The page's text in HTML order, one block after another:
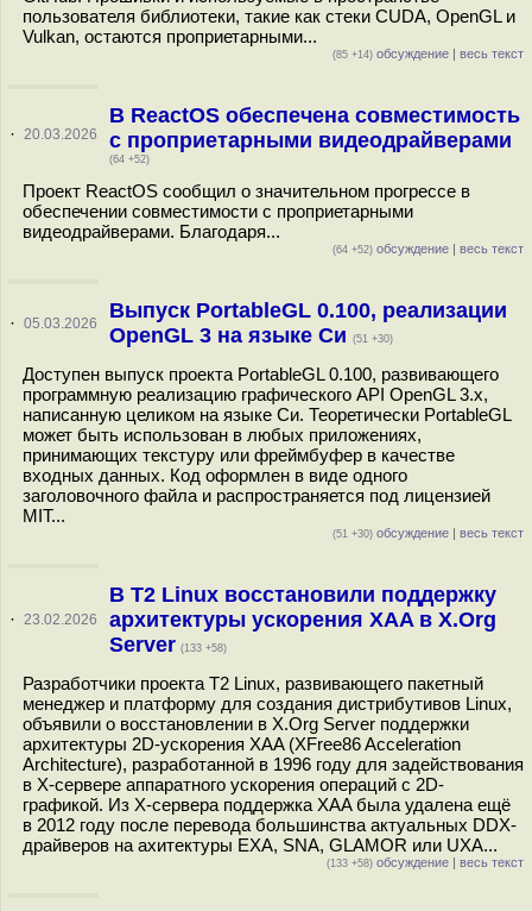
пользователя библиотеки, такие как стеки CUDA, OpenGL и
Vulkan, остаются проприетарными...
(85 +14) обсуждение | весь текст
· 20.03.2026
В ReactOS обеспечена совместимость
с проприетарными видеодрайверами
(64 +52)
Проект ReactOS сообщил о значительном прогрессе в
обеспечении совместимости с проприетарными
видеодрайверами. Благодаря...
(64 +52) обсуждение | весь текст
· 05.03.2026
Выпуск PortableGL 0.100, реализации
OpenGL 3 на языке Си (51 +30)
Доступен выпуск проекта PortableGL 0.100, развивающего
программную реализацию графического API OpenGL 3.x,
написанную целиком на языке Си. Теоретически PortableGL
может быть использован в любых приложениях,
принимающих текстуру или фреймбуфер в качестве
входных данных. Код оформлен в виде одного
заголовочного файла и распространяется под лицензией
MIT...
(51 +30) обсуждение | весь текст
· 23.02.2026
В T2 Linux восстановили поддержку
архитектуры ускорения XAA в X.Org
Server (133 +58)
Разработчики проекта T2 Linux, развивающего пакетный
менеджер и платформу для создания дистрибутивов Linux,
объявили о восстановлении в X.Org Server поддержки
архитектуры 2D-ускорения XAA (XFree86 Acceleration
Architecture), разработанной в 1996 году для задействования
в X-сервере аппаратного ускорения операций с 2D-
графикой. Из X-сервера поддержка XAA была удалена ещё
в 2012 году после перевода большинства актуальных DDX-
драйверов на ахитектуры EXA, SNA, GLAMOR или UXA...
(133 +58) обсуждение | весь текст